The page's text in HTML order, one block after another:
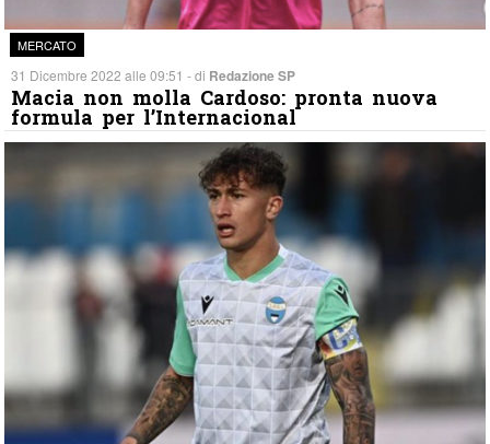
MERCATO
31 Dicembre 2022 alle 09:51 - di Redazione SP
Macia non molla Cardoso: pronta nuova
formula per l’Internacional